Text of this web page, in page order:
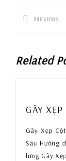
PREVIOUS
Related
GÃY
Gãy Xẹp
Sâu Hướng
lưng Gãy